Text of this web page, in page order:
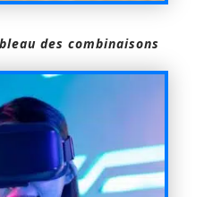
des combinaisons